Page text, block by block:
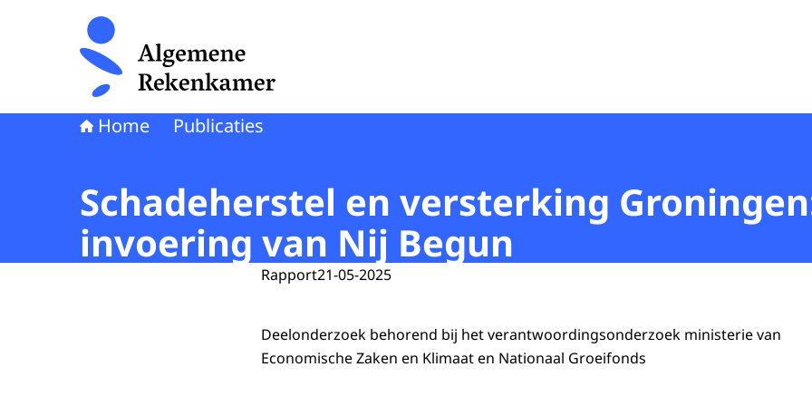
Naar de homepage van Algemene Rekenkamer
Home Publicaties
Schadeherstel en versterking
invoering van Nij Begun
Rapport21-05-2025
Deelonderzoek behorend bij het verantwoordingsonderzoek ministerie van
Economische Zaken en Klimaat en Nationaal Groeifonds